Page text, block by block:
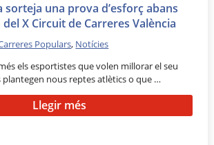
sorteja una prova d’esforç abans
X Circuit de Carreres València
Populars, Notícies
els esportistes que volen millorar el seu
plantegen nous reptes atlètics o que …
Llegir més